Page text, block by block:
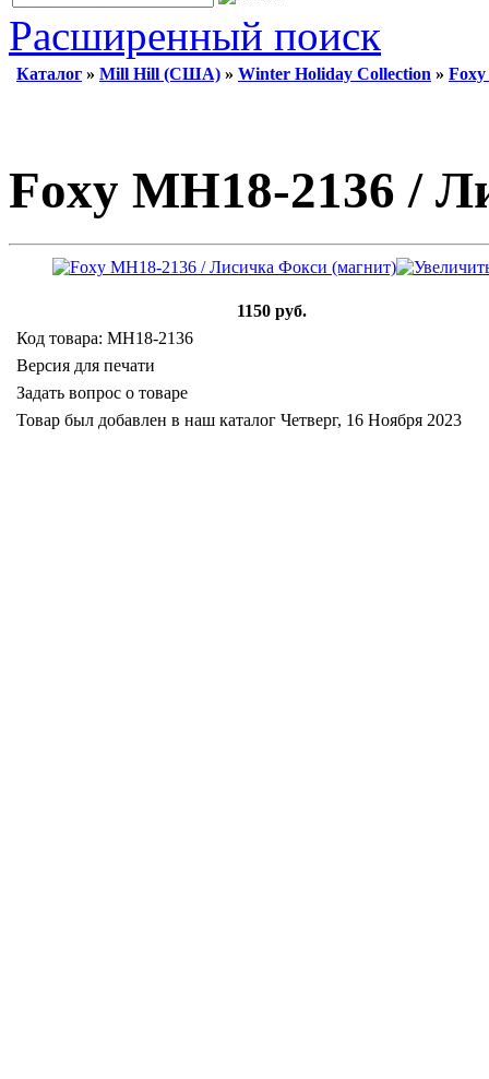
Расширенный поиск
Каталог » Mill Hill (США) » Winter Holiday Collection »
Foxy MH18-2136 /
1150 руб.
Код товара: MH18-2136
Версия для печати
Задать вопрос о товаре
Товар был добавлен в наш каталог Четверг, 16 Ноября 2023